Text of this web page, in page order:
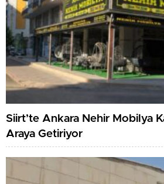
Siirt’te Ankara Nehir Mobilya
Araya Getiriyor